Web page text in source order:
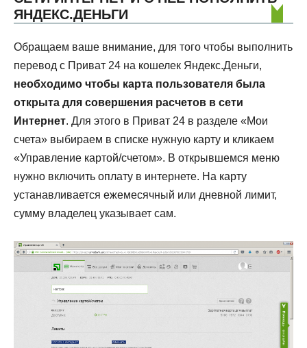
ЯНДЕКС.ДЕНЬГИ
Обращаем ваше внимание, для того чтобы выполнить
перевод с Приват 24 на кошелек Яндекс.Деньги,
необходимо чтобы карта пользователя была
открыта для совершения расчетов в сети
Интернет. Для этого в Приват 24 в разделе «Мои
счета» выбираем в списке нужную карту и кликаем
«Управление картой/счетом». В открывшемся меню
нужно включить оплату в интернете. На карту
устанавливается ежемесячный или дневной лимит,
сумму владелец указывает сам.